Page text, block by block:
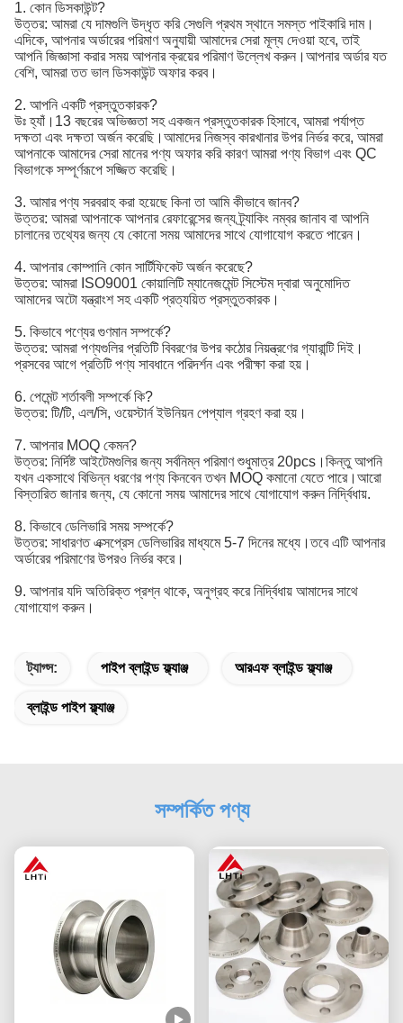
1. কোন ডিসকাউন্ট?
উত্তর: আমরা যে দামগুলি উদ্ধৃত করি সেগুলি প্রথম স্থানে সমস্ত পাইকারি দাম।
এদিকে, আপনার অর্ডারের পরিমাণ অনুযায়ী আমাদের সেরা মূল্য দেওয়া হবে, তাই
আপনি জিজ্ঞাসা করার সময় আপনার ক্রয়ের পরিমাণ উল্লেখ করুন।আপনার অর্ডার যত
বেশি, আমরা তত ভাল ডিসকাউন্ট অফার করব।
2. আপনি একটি প্রস্তুতকারক?
উঃ হ্যাঁ।13 বছরের অভিজ্ঞতা সহ একজন প্রস্তুতকারক হিসাবে, আমরা পর্যাপ্ত
দক্ষতা এবং দক্ষতা অর্জন করেছি।আমাদের নিজস্ব কারখানার উপর নির্ভর করে, আমরা
আপনাকে আমাদের সেরা মানের পণ্য অফার করি কারণ আমরা পণ্য বিভাগ এবং QC
বিভাগকে সম্পূর্ণরূপে সজ্জিত করেছি।
3. আমার পণ্য সরবরাহ করা হয়েছে কিনা তা আমি কীভাবে জানব?
উত্তর: আমরা আপনাকে আপনার রেফারেন্সের জন্য ট্র্যাকিং নম্বর জানাব বা আপনি
চালানের তথ্যের জন্য যে কোনো সময় আমাদের সাথে যোগাযোগ করতে পারেন।
4. আপনার কোম্পানি কোন সার্টিফিকেট অর্জন করেছে?
উত্তর: আমরা ISO9001 কোয়ালিটি ম্যানেজমেন্ট সিস্টেম দ্বারা অনুমোদিত
আমাদের অটো যন্ত্রাংশ সহ একটি প্রত্যয়িত প্রস্তুতকারক।
5. কিভাবে পণ্যের গুণমান সম্পর্কে?
উত্তর: আমরা পণ্যগুলির প্রতিটি বিবরণের উপর কঠোর নিয়ন্ত্রণের গ্যারান্টি দিই।
প্রসবের আগে প্রতিটি পণ্য সাবধানে পরিদর্শন এবং পরীক্ষা করা হয়।
6. পেমেন্ট শর্তাবলী সম্পর্কে কি?
উত্তর: টি/টি, এল/সি, ওয়েস্টার্ন ইউনিয়ন পেপ্যাল ​​গ্রহণ করা হয়।
7. আপনার MOQ কেমন?
উত্তর: নির্দিষ্ট আইটেমগুলির জন্য সর্বনিম্ন পরিমাণ শুধুমাত্র 20pcs।কিন্তু আপনি
যখন একসাথে বিভিন্ন ধরণের পণ্য কিনবেন তখন MOQ কমানো যেতে পারে।আরো
বিস্তারিত জানার জন্য, যে কোনো সময় আমাদের সাথে যোগাযোগ করুন নির্দ্বিধায়.
8. কিভাবে ডেলিভারি সময় সম্পর্কে?
উত্তর: সাধারণত এক্সপ্রেস ডেলিভারির মাধ্যমে 5-7 দিনের মধ্যে।তবে এটি আপনার
অর্ডারের পরিমাণের উপরও নির্ভর করে।
9. আপনার যদি অতিরিক্ত প্রশ্ন থাকে, অনুগ্রহ করে নির্দ্বিধায় আমাদের সাথে
যোগাযোগ করুন।
ট্যাগ্স: পাইপ ব্লাইন্ড ফ্ল্যাঞ্জ আরএফ ব্লাইন্ড ফ্ল্যাঞ্জ
ব্লাইন্ড পাইপ ফ্ল্যাঞ্জ
সম্পর্কিত পণ্য